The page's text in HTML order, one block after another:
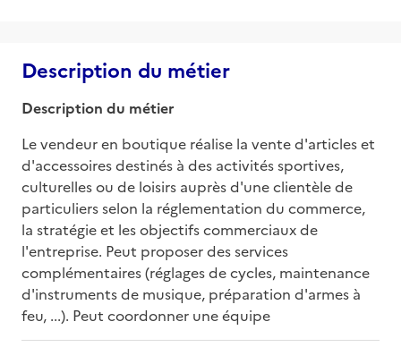
Description du métier
Description du métier
Le vendeur en boutique réalise la vente d'articles et
d'accessoires destinés à des activités sportives,
culturelles ou de loisirs auprès d'une clientèle de
particuliers selon la réglementation du commerce,
la stratégie et les objectifs commerciaux de
l'entreprise. Peut proposer des services
complémentaires (réglages de cycles, maintenance
d'instruments de musique, préparation d'armes à
feu, ...). Peut coordonner une équipe